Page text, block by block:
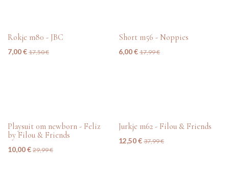
tweedehands
Rokje m80 - JBC
7,00€ 17,50€ tweedehands
Short m56 - Noppies
6,00€ 17,99€
tweedehands
Playsuit 0m newborn - Feliz
by Filou & Friends
10,00€ 29,99€
tweedehands
Jurkje m62 - Filou & Friends
12,50€ 37,99€